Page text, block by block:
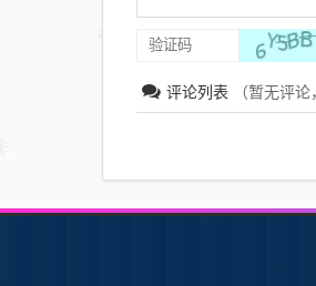
评论列表 （暂无评论，